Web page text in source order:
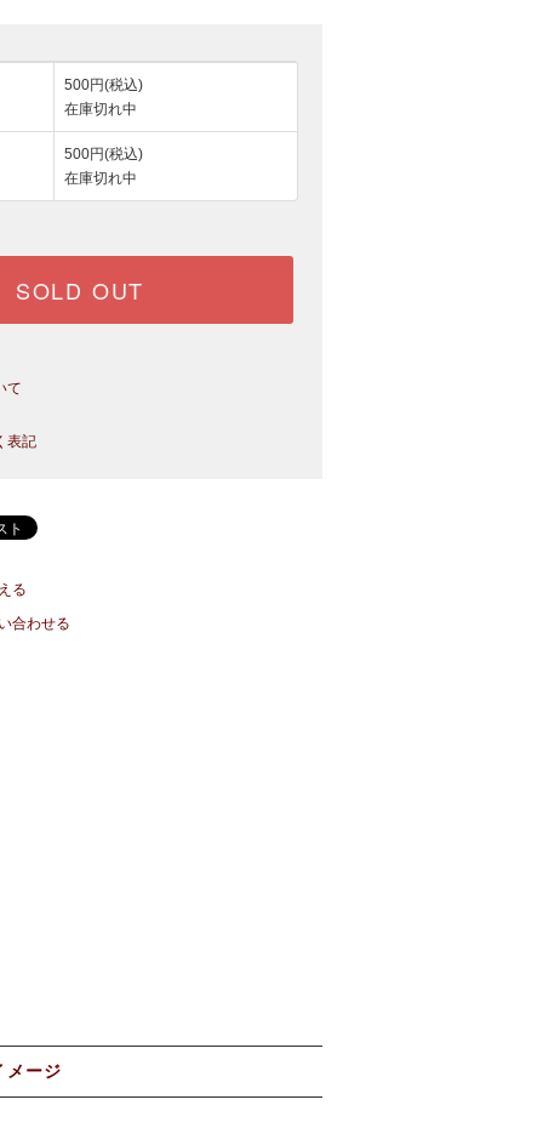
500円(税込)
在庫切れ中
500円(税込)
在庫切れ中
SOLD OUT
て
表記
る
合わせる
メージ